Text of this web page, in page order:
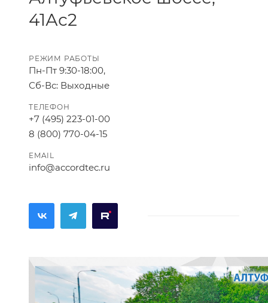
41Ас2
РЕЖИМ РАБОТЫ
Пн-Пт 9:30-18:00,
Сб-Вс: Выходные
ТЕЛЕФОН
+7 (495) 223-01-00
8 (800) 770-04-15
EMAIL
info@accordtec.ru